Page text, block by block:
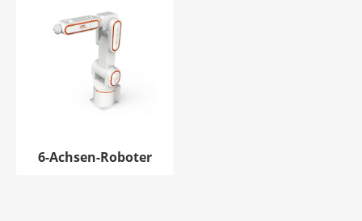
6-Achsen-Roboter